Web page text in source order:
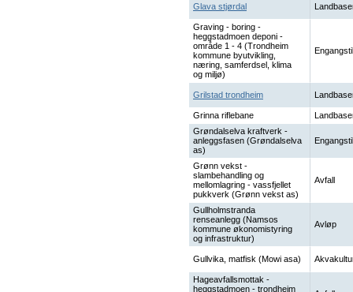
Glava stjørdal
Graving - boring -
heggstadmoen deponi -
område 1 - 4 (Trondheim
kommune byutvikling,
næring, samferdsel, klima
og miljø)
Grilstad trondheim
Grinna riflebane
Grøndalselva kraftverk -
anleggsfasen (Grøndalselva
as)
Grønn vekst -
slambehandling og
mellomlagring - vassfjellet
pukkverk (Grønn vekst as)
Avfall
Gullholmstranda
renseanlegg (Namsos
kommune økonomistyring
og infrastruktur)
Avløp
Gullvika, matfisk (Mowi asa)
Hageavfallsmottak -
heggstadmoen - trondheim